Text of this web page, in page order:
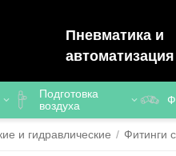
Пневматика и
автоматизация
Подготовка
воздуха
и гидравлические / Фитинги